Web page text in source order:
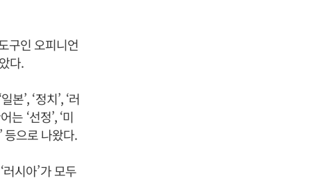
구인 오피니언
다.
본’, ‘정치’, ‘러
는 ‘선정’, ‘미
’ 등으로 나왔다.
러시아’가 모두